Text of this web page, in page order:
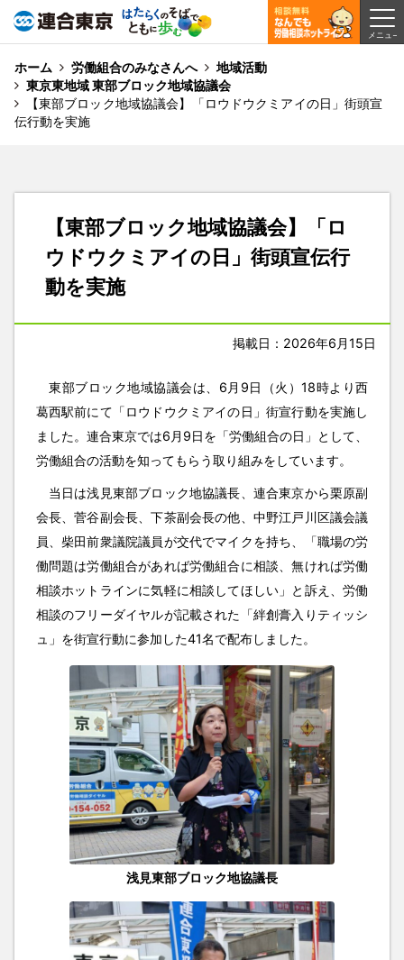
ホーム 労働組合のみなさんへ
地域活動
東京東地域 東部ブロック地域協議会
【東部ブロック地域協議会】「ロウドウクミアイの日」街頭宣
伝行動を実施
【東部ブロック地域協議会】「ロ
ウドウクミアイの日」街頭宣伝行
動を実施
掲載日：2026年6月15日
東部ブロック地域協議会は、6月9日（火）18時より西
葛西駅前にて「ロウドウクミアイの日」街宣行動を実施し
ました。連合東京では6月9日を「労働組合の日」として、
労働組合の活動を知ってもらう取り組みをしています。
当日は浅見東部ブロック地協議長、連合東京から栗原副
会長、菅谷副会長、下茶副会長の他、中野江戸川区議会議
員、柴田前衆議院議員が交代でマイクを持ち、「職場の労
働問題は労働組合があれば労働組合に相談、無ければ労働
相談ホットラインに気軽に相談してほしい」と訴え、労働
相談のフリーダイヤルが記載された「絆創膏入りティッシ
ュ」を街宣行動に参加した41名で配布しました。
浅見東部ブロック地協議長